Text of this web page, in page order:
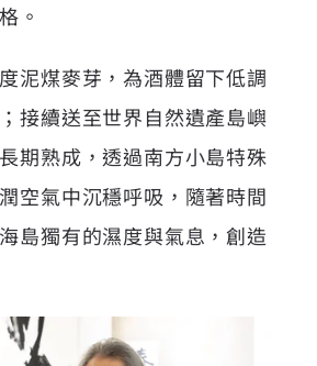
。
泥煤麥芽，為酒體留下低調
接續送至世界自然遺產島嶼
期熟成，透過南方小島特殊
空氣中沉穩呼吸，隨著時間
島獨有的濕度與氣息，創造